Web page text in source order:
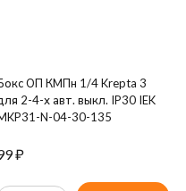
ОП КМПн 1/4 Krepta 3
2-4-х авт. выкл. IP30 IEK
N-04-30-135
₽